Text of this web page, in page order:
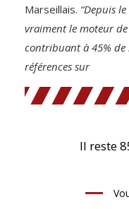
Marseillais. “Depuis
vraiment le moteur
contribuant à 45% de
références sur
Il reste